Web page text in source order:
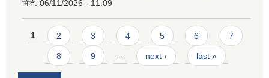
मिति: 06/11/2026 - 11:09
Pages
1 2 3 4 5 6 7
8 9 … next › last »